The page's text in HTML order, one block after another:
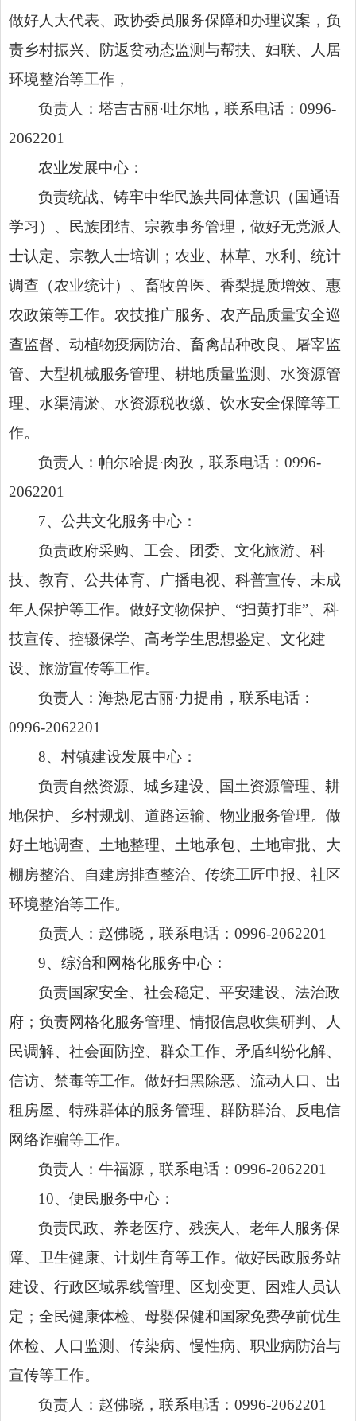
做好人大代表、政协委员服务保障和办理议案，负
责乡村振兴、防返贫动态监测与帮扶、妇联、人居
环境整治等工作，
负责人：塔吉古丽·吐尔地，联系电话：0996-
2062201
农业发展中心：
负责统战、铸牢中华民族共同体意识（国通语
学习）、民族团结、宗教事务管理，做好无党派人
士认定、宗教人士培训；农业、林草、水利、统计
调查（农业统计）、畜牧兽医、香梨提质增效、惠
农政策等工作。农技推广服务、农产品质量安全巡
查监督、动植物疫病防治、畜禽品种改良、屠宰监
管、大型机械服务管理、耕地质量监测、水资源管
理、水渠清淤、水资源税收缴、饮水安全保障等工
作。
负责人：帕尔哈提·肉孜，联系电话：0996-
2062201
7、公共文化服务中心：
负责政府采购、工会、团委、文化旅游、科
技、教育、公共体育、广播电视、科普宣传、未成
年人保护等工作。做好文物保护、“扫黄打非”、科
技宣传、控辍保学、高考学生思想鉴定、文化建
设、旅游宣传等工作。
负责人：海热尼古丽·力提甫，联系电话：
0996-2062201
8、村镇建设发展中心：
负责自然资源、城乡建设、国土资源管理、耕
地保护、乡村规划、道路运输、物业服务管理。做
好土地调查、土地整理、土地承包、土地审批、大
棚房整治、自建房排查整治、传统工匠申报、社区
环境整治等工作。
负责人：赵佛晓，联系电话：0996-2062201
9、综治和网格化服务中心：
负责国家安全、社会稳定、平安建设、法治政
府；负责网格化服务管理、情报信息收集研判、人
民调解、社会面防控、群众工作、矛盾纠纷化解、
信访、禁毒等工作。做好扫黑除恶、流动人口、出
租房屋、特殊群体的服务管理、群防群治、反电信
网络诈骗等工作。
负责人：牛福源，联系电话：0996-2062201
10、便民服务中心：
负责民政、养老医疗、残疾人、老年人服务保
障、卫生健康、计划生育等工作。做好民政服务站
建设、行政区域界线管理、区划变更、困难人员认
定；全民健康体检、母婴保健和国家免费孕前优生
体检、人口监测、传染病、慢性病、职业病防治与
宣传等工作。
负责人：赵佛晓，联系电话：0996-2062201